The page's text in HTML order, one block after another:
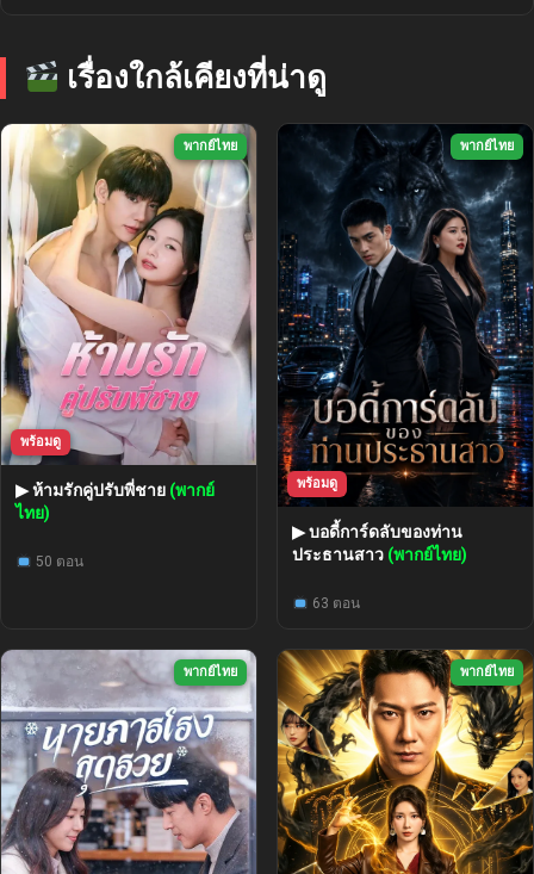
เรื่องใกล้เคียงที่น่าดู
พากย์ไทย
พร้อมดู
▶ ห้ามรักคู่ปรับพี่ชาย (พากย์
ไทย)
50 ตอน
พากย์ไทย
พร้อมดู
▶ บอดี้การ์ดลับของท่าน
ประธานสาว (พากย์ไทย)
63 ตอน
พากย์ไทย พากย์ไทย